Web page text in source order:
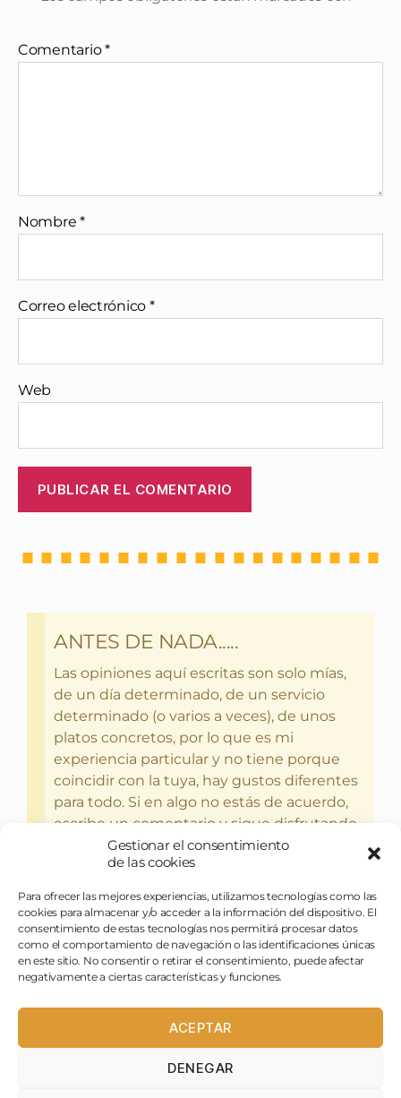
Gestionar el consentimiento
de las cookies
Para ofrecer las mejores experiencias, utilizamos tecnologías como las
cookies para almacenar y/o acceder a la información del dispositivo. El
consentimiento de estas tecnologías nos permitirá procesar datos
como el comportamiento de navegación o las identificaciones únicas
en este sitio. No consentir o retirar el consentimiento, puede afectar
negativamente a ciertas características y funciones.
ACEPTAR
DENEGAR
Comentario*
Nombre*
Correo electrónico *
Web
ANTES DE NADA.....
Las opiniones aquí escritas son solo mías,
de un día determinado, de un servicio
determinado (o varios a veces), de unos
platos concretos, por lo que es mi
experiencia particular y no tiene porque
coincidir con la tuya, hay gustos diferentes
para todo. Si en algo no estás de acuerdo,
escribe un comentario y sigue disfrutando
del bebercio y el glotoneo.